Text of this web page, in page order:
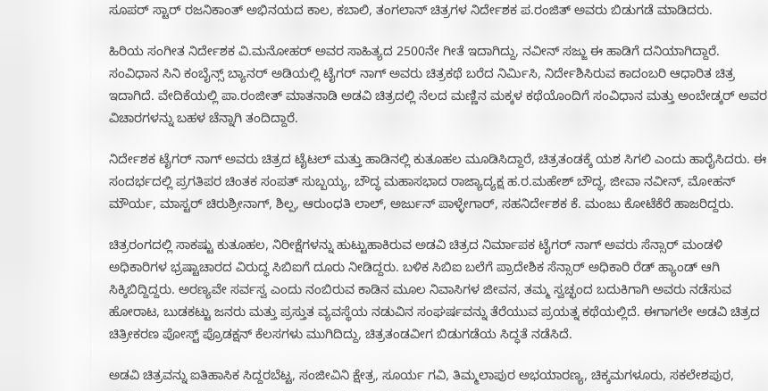
ಸೂಪರ್ ಸ್ಟಾರ್ ರಜನಿಕಾಂತ್ ಅಭಿನಯದ ಕಾಲ, ಕಬಾಲಿ, ತಂಗಲಾನ್ ಚಿತ್ರಗಳ ನಿರ್ದೇಶಕ ಪ.ರಂಜಿತ್ ಅವರು ಬಿಡುಗಡೆ ಮಾಡಿದರು.
ಹಿರಿಯ ಸಂಗೀತ ನಿರ್ದೇಶಕ ವಿ.ಮನೋಹರ್ ಅವರ ಸಾಹಿತ್ಯದ 2500ನೇ ಗೀತೆ ಇದಾಗಿದ್ದು, ನವೀನ್ ಸಜ್ಜು ಈ ಹಾಡಿಗೆ ದನಿಯಾಗಿದ್ದಾರೆ.
ಸಂವಿಧಾನ ಸಿನಿ ಕಂಬೈನ್ಸ್ ಬ್ಯಾನರ್ ಅಡಿಯಲ್ಲಿ ಟೈಗರ್ ನಾಗ್ ಅವರು ಚಿತ್ರಕಥೆ ಬರೆದ ನಿರ್ಮಿಸಿ, ನಿರ್ದೇಶಿಸಿರುವ ಕಾದಂಬರಿ ಆಧಾರಿತ ಚಿತ್ರ
ಇದಾಗಿದೆ. ವೇದಿಕೆಯಲ್ಲಿ ಪಾ.ರಂಜೀತ್ ಮಾತನಾಡಿ ಅಡವಿ ಚಿತ್ರದಲ್ಲಿ ನೆಲದ ಮಣ್ಣಿನ ಮಕ್ಕಳ ಕಥೆಯೊಂದಿಗೆ ಸಂವಿಧಾನ ಮತ್ತು ಅಂಬೇಡ್ಕರ್ ಅವರ
ವಿಚಾರಗಳನ್ನು ಬಹಳ‌ ಚೆನ್ನಾಗಿ ತಂದಿದ್ದಾರೆ.‌
ನಿರ್ದೇಶಕ ಟೈಗರ್ ನಾಗ್ ಅವರು ಚಿತ್ರದ ಟೈಟಲ್ ಮತ್ತು ಹಾಡಿನಲ್ಲಿ ಕುತೂಹಲ ಮೂಡಿಸಿದ್ದಾರೆ, ಚಿತ್ರತಂಡಕ್ಕೆ ಯಶ ಸಿಗಲಿ ಎಂದು ಹಾರೈಸಿದರು. ಈ
ಸಂದರ್ಭದಲ್ಲಿ ಪ್ರಗತಿಪರ ಚಿಂತಕ ಸಂಪತ್ ಸುಬ್ಬಯ್ಯ, ಬೌದ್ಧ ಮಹಾಸಭಾದ ರಾಜ್ಯಾದ್ಯಕ್ಷ ಹ.ರ.ಮಹೇಶ್ ಬೌದ್ಧ, ಜೀವಾ ನವೀನ್, ಮೋಹನ್
ಮೌರ್ಯ, ಮಾಸ್ಟರ್ ಚಿರುಶ್ರೀನಾಗ್, ಶಿಲ್ಪ, ಆರುಂಧತಿ ಲಾಲ್, ಅರ್ಜುನ್ ಪಾಳ್ಳೇಗಾರ್, ಸಹನಿರ್ದೇಶಕ ಕೆ. ಮಂಜು ಕೋಟೆಕೆರೆ ಹಾಜರಿದ್ದರು.
ಚಿತ್ರರಂಗದಲ್ಲಿ ಸಾಕಷ್ಟು ಕುತೂಹಲ, ನಿರೀಕ್ಷೆಗಳನ್ನು ಹುಟ್ಟುಹಾಕಿರುವ ಅಡವಿ ಚಿತ್ರದ ನಿರ್ಮಾಪಕ ಟೈಗರ್ ನಾಗ್ ಅವರು ಸೆನ್ಸಾರ್ ಮಂಡಳಿ
ಅಧಿಕಾರಿಗಳ ಭ್ರಷ್ಟಾಚಾರದ ವಿರುದ್ಧ ಸಿಬಿಐಗೆ ದೂರು ನೀಡಿದ್ದರು. ಬಳಿಕ ಸಿಬಿಐ ಬಲೆಗೆ ಪ್ರಾದೇಶಿಕ ಸೆನ್ಸಾರ್ ಅಧಿಕಾರಿ ರೆಡ್ ಹ್ಯಾಂಡ್ ಆಗಿ
ಸಿಕ್ಕಿಬಿದ್ದಿದ್ದರು. ಅರಣ್ಯವೇ ಸರ್ವಸ್ವ ಎಂದು ನಂಬಿರುವ ಕಾಡಿನ ಮೂಲ ನಿವಾಸಿಗಳ ಜೀವನ, ತಮ್ಮ ಸ್ವಚ್ಛಂದ ಬದುಕಿಗಾಗಿ ಅವರು ನಡೆಸುವ
ಹೋರಾಟ, ಬುಡಕಟ್ಟು ಜನರು ಮತ್ತು ಪ್ರಸ್ತುತ ವ್ಯವಸ್ಥೆಯ ನಡುವಿನ ಸಂಘರ್ಷವನ್ನು ತೆರೆಯುವ ಪ್ರಯತ್ನ ಕಥೆಯಲ್ಲಿದೆ. ಈಗಾಗಲೇ ಅಡವಿ ಚಿತ್ರದ
ಚಿತ್ರೀಕರಣ ಪೋಸ್ಟ್ ಪ್ರೊಡಕ್ಷನ್ ಕೆಲಸಗಳು ಮುಗಿದಿದ್ದು, ಚಿತ್ರತಂಡವೀಗ ಬಿಡುಗಡೆಯ ಸಿದ್ಧತೆ ನಡೆಸಿದೆ.
ಅಡವಿ ಚಿತ್ರವನ್ನು ಐತಿಹಾಸಿಕ ಸಿದ್ದರಬೆಟ್ಟ, ಸಂಜೀವಿನಿ ಕ್ಷೇತ್ರ, ಸೂರ್ಯ ಗವಿ, ತಿಮ್ಮಲಾಪುರ ಅಭಯಾರಣ್ಯ, ಚಿಕ್ಕಮಗಳೂರು, ಸಕಲೇಶಪುರ,